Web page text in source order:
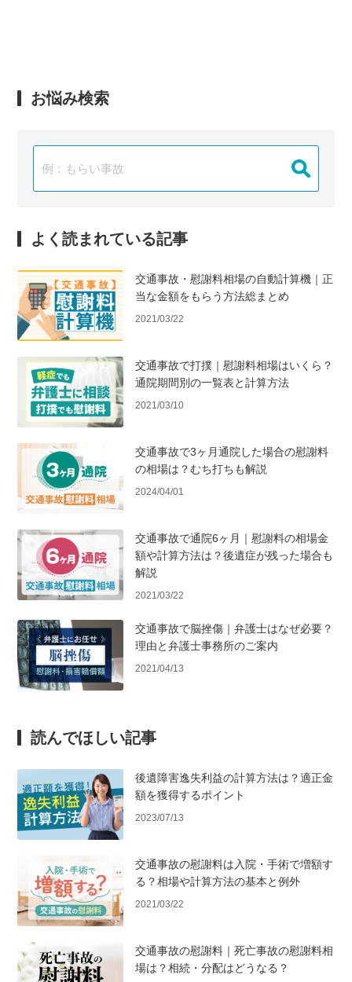
お悩み検索
よく読まれている記事
交通事故・慰謝料相場の自動計算機｜正
当な金額をもらう方法総まとめ
2021/03/22
交通事故で打撲｜慰謝料相場はいくら？
通院期間別の一覧表と計算方法
2021/03/10
交通事故で3ヶ月通院した場合の慰謝料
の相場は？むち打ちも解説
2024/04/01
交通事故で通院6ヶ月｜慰謝料の相場金
額や計算方法は？後遺症が残った場合も
解説
2021/03/22
交通事故で脳挫傷｜弁護士はなぜ必要？
理由と弁護士事務所のご案内
2021/04/13
読んでほしい記事
後遺障害逸失利益の計算方法は？適正金
額を獲得するポイント
2023/07/13
交通事故の慰謝料は入院・手術で増額す
る？相場や計算方法の基本と例外
2021/03/22
交通事故の慰謝料｜死亡事故の慰謝料相
場は？相続・分配はどうなる？